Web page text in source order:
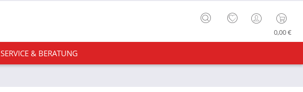
0,00 €
SERVICE & BERATUNG